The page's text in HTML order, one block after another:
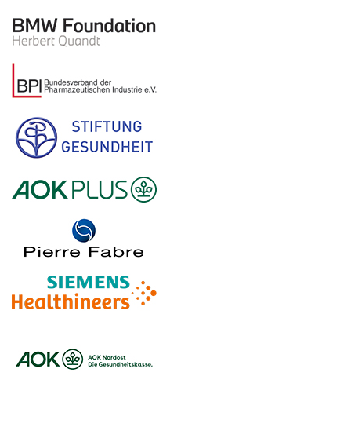
Logo – BMW Foundation Herbert Quandt
Logo – BDI Bundesverband der Pharmazeutischen
Logo – Stiftung Gesundheit
Logo – AOK PLUS
Logo – Pierre Fabre Pharma
Logo – Siemens Healthineers
Logo – AOK NORDOEST